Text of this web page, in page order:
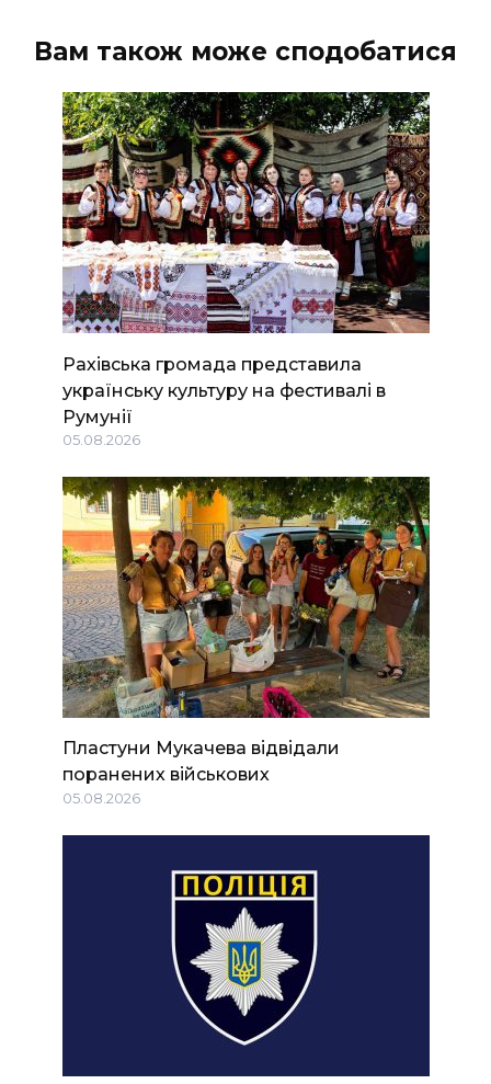
Вам також може сподобатися
Рахівська громада представила
українську культуру на фестивалі в
Румунії
05.08.2026
Пластуни Мукачева відвідали
поранених військових
05.08.2026